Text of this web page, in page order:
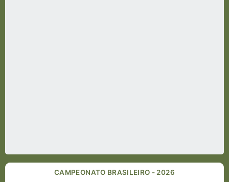
CAMPEONATO BRASILEIRO - 2026